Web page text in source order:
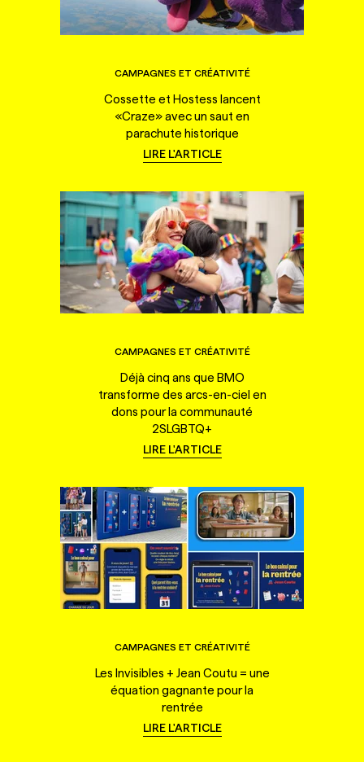
CAMPAGNES ET CRÉATIVITÉ
Cossette et Hostess lancent
«Craze» avec un saut en
parachute historique
LIRE L'ARTICLE
CAMPAGNES ET CRÉATIVITÉ
Déjà cinq ans que BMO
transforme des arcs-en-ciel en
dons pour la communauté
2SLGBTQ+
LIRE L'ARTICLE
CAMPAGNES ET CRÉATIVITÉ
Les Invisibles + Jean Coutu = une
équation gagnante pour la
rentrée
LIRE L'ARTICLE